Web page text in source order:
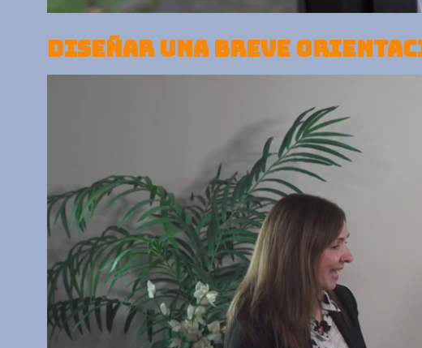
DISEÑAR UNA BREVE